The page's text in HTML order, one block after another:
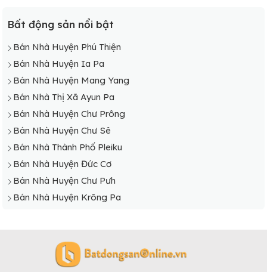
Bất động sản nổi bật
Bán Nhà Huyện Phú Thiện
Bán Nhà Huyện Ia Pa
Bán Nhà Huyện Mang Yang
Bán Nhà Thị Xã Ayun Pa
Bán Nhà Huyện Chư Prông
Bán Nhà Huyện Chư Sê
Bán Nhà Thành Phố Pleiku
Bán Nhà Huyện Đức Cơ
Bán Nhà Huyện Chư Pưh
Bán Nhà Huyện Krông Pa